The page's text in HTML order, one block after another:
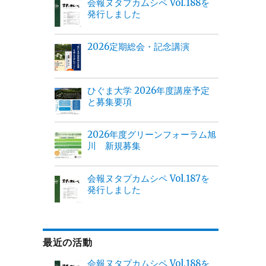
会報ヌタプカムシペ Vol.188を
発行しました
2026定期総会・記念講演
ひぐま大学 2026年度講座予定
と募集要項
2026年度グリーンフォーラム旭
川 新規募集
会報ヌタプカムシペ Vol.187を
発行しました
最近の活動
会報ヌタプカムシペ Vol.188を